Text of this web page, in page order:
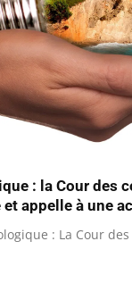
: la Cour des
et appelle à une
: La Cour